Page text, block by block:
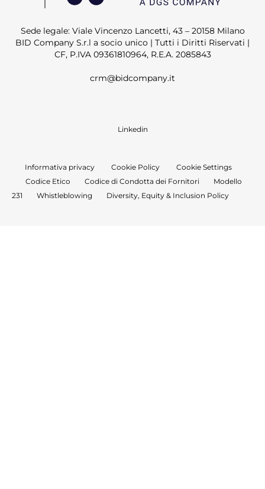
Sede legale: Viale Vincenzo Lancetti, 43 – 20158 Milano
BID Company S.r.l a socio unico | Tutti i Diritti Riservati |
CF, P.IVA 09361810964, R.E.A. 2085843
crm@bidcompany.it
Informativa privacy Cookie Policy
Cookie Settings
Codice Etico
Codice di Condotta dei Fornitori
Modello
231
Whistleblowing Diversity, Equity & Inclusion Policy
Linkedin